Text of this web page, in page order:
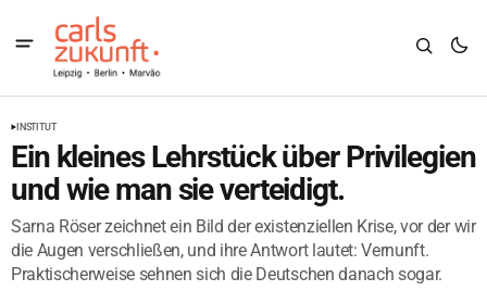
INSTITUT
Ein kleines Lehrstück über Privilegien
und wie man sie verteidigt.
Sarna Röser zeichnet ein Bild der existenziellen Krise, vor der wir
die Augen verschließen, und ihre Antwort lautet: Vernunft.
Praktischerweise sehnen sich die Deutschen danach sogar.